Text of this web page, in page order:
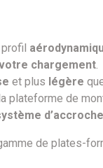
chargement.
et plus légère
plateforme de
de plates-